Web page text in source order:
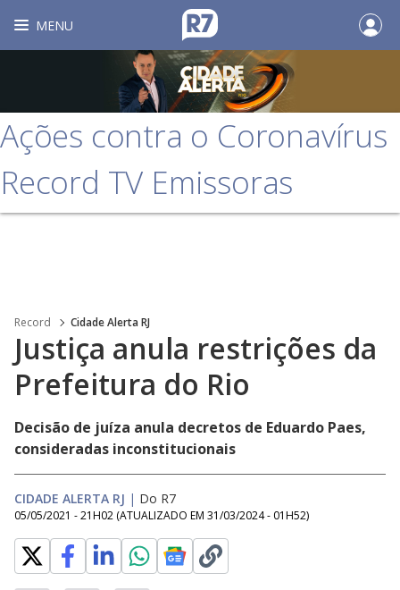
MENU
Ações contra o Coronavírus
Record TV Emissoras
Record Cidade Alerta RJ
Justiça anula restrições da
Prefeitura do Rio
Decisão de juíza anula decretos de Eduardo Paes,
consideradas inconstitucionais
CIDADE ALERTA RJ | Do R7
05/05/2021 - 21H02 (ATUALIZADO EM 31/03/2024 - 01H52)